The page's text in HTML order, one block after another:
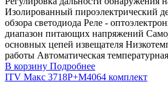
Изолированный пироэлектрический
обзора светодиода Реле -
диапазон питающих напряжений
основных цепей извещателя
работы Автоматическая
В корзину Подробнее
ITV Макс 3718Р+М4064 комплект